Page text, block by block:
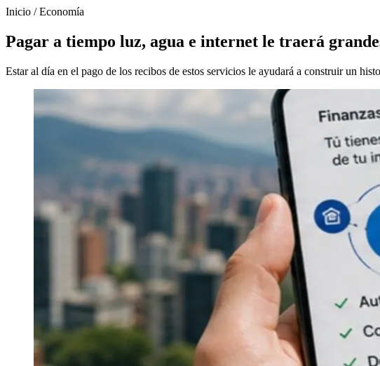
Inicio /Economía
Pagar a tiempo luz, agua e internet le traerá
Estar al día en el pago de los recibos de estos servicios le ayudará a construir un